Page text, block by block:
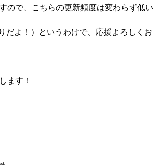
ので、こちらの更新頻度は変わらず低い
だよ！）というわけで、応援よろしくお
ます！